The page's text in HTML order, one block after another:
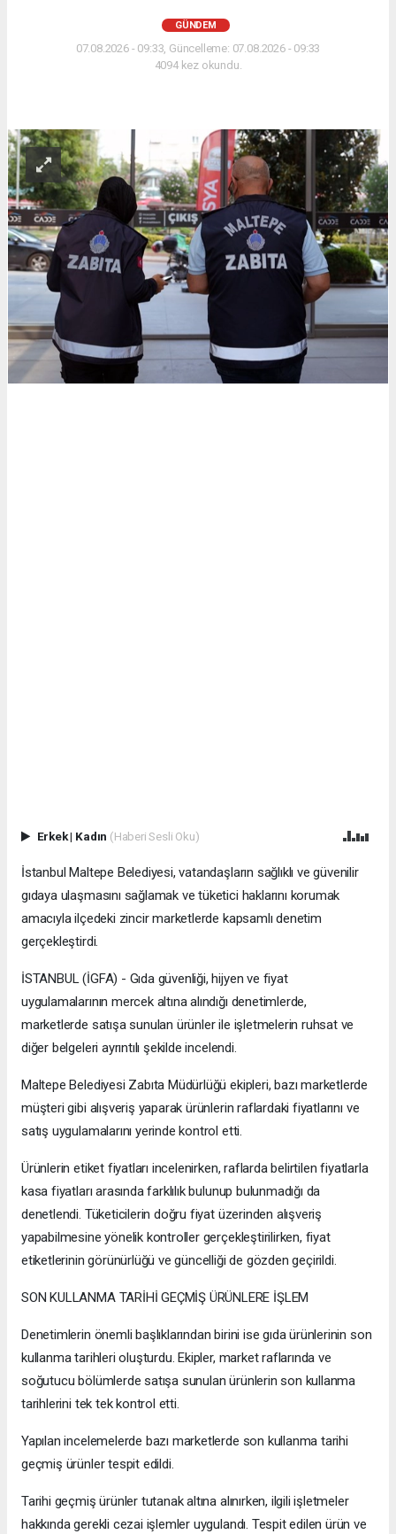
GÜNDEM
07.08.2026 - 09:33, Güncelleme: 07.08.2026 - 09:33
4094 kez okundu.
Erkek| Kadın (Haberi Sesli Oku)
İstanbul Maltepe Belediyesi, vatandaşların sağlıklı ve güvenilir
gıdaya ulaşmasını sağlamak ve tüketici haklarını korumak
amacıyla ilçedeki zincir marketlerde kapsamlı denetim
gerçekleştirdi.
İSTANBUL (İGFA) - Gıda güvenliği, hijyen ve fiyat
uygulamalarının mercek altına alındığı denetimlerde,
marketlerde satışa sunulan ürünler ile işletmelerin ruhsat ve
diğer belgeleri ayrıntılı şekilde incelendi.
Maltepe Belediyesi Zabıta Müdürlüğü ekipleri, bazı marketlerde
müşteri gibi alışveriş yaparak ürünlerin raflardaki fiyatlarını ve
satış uygulamalarını yerinde kontrol etti.
Ürünlerin etiket fiyatları incelenirken, raflarda belirtilen fiyatlarla
kasa fiyatları arasında farklılık bulunup bulunmadığı da
denetlendi. Tüketicilerin doğru fiyat üzerinden alışveriş
yapabilmesine yönelik kontroller gerçekleştirilirken, fiyat
etiketlerinin görünürlüğü ve güncelliği de gözden geçirildi.
SON KULLANMA TARİHİ GEÇMİŞ ÜRÜNLERE İŞLEM
Denetimlerin önemli başlıklarından birini ise gıda ürünlerinin son
kullanma tarihleri oluşturdu. Ekipler, market raflarında ve
soğutucu bölümlerde satışa sunulan ürünlerin son kullanma
tarihlerini tek tek kontrol etti.
Yapılan incelemelerde bazı marketlerde son kullanma tarihi
geçmiş ürünler tespit edildi.
Tarihi geçmiş ürünler tutanak altına alınırken, ilgili işletmeler
hakkında gerekli cezai işlemler uygulandı. Tespit edilen ürün ve